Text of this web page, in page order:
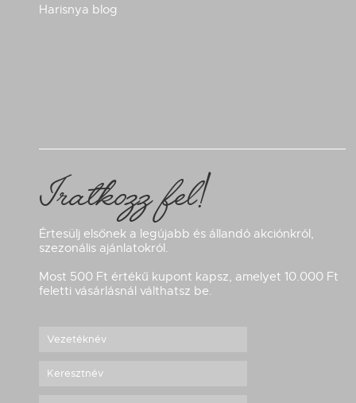
Harisnya blog
Iratkozz fel!
Értesülj elsőnek a legújabb és állandó akciónkról,
szezonális ajánlatokról.
Most 500 Ft értékű kupont kapsz, amelyet 10.000 Ft
feletti vásárlásnál válthatsz be.